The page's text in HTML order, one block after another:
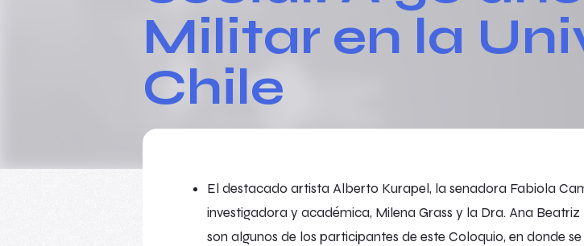
Militar en la
Chile
El destacado artista Alberto Kurapel, la senadora Fabiola
investigadora y académica, Milena Grass y la Dra. Ana
son algunos de los participantes de este Coloquio, en donde